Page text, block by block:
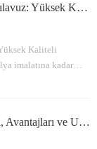
Kontrplak Sıcak Pres Makineleri İçin Nihai Kılavuz: Yüksek Kaliteli Kontrplak Üretimi
Kaliteli
imalatına kadar
Kontrplak Nedir? Kontrplak Üretimi, Çeşitleri, Avantajları ve Uygulama Alanları